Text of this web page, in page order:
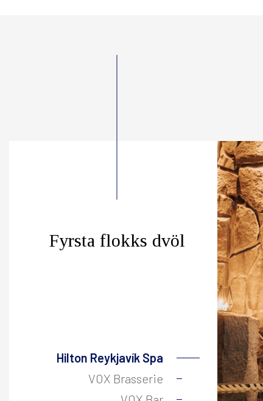
Fyrsta flokks dvöl
Hilton Reykjavík Spa
VOX Brasserie